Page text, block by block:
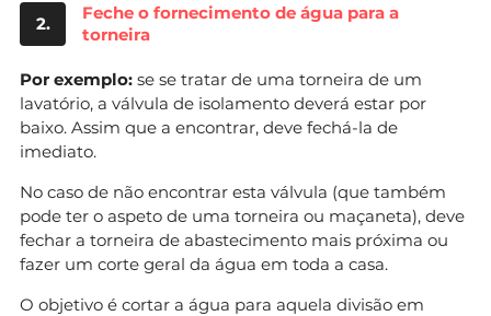
2.
Feche o fornecimento de água para a
torneira
Por exemplo: se se tratar de uma torneira de um
lavatório, a válvula de isolamento deverá estar por
baixo. Assim que a encontrar, deve fechá-la de
imediato.
No caso de não encontrar esta válvula (que também
pode ter o aspeto de uma torneira ou maçaneta), deve
fechar a torneira de abastecimento mais próxima ou
fazer um corte geral da água em toda a casa.
O objetivo é cortar a água para aquela divisão em